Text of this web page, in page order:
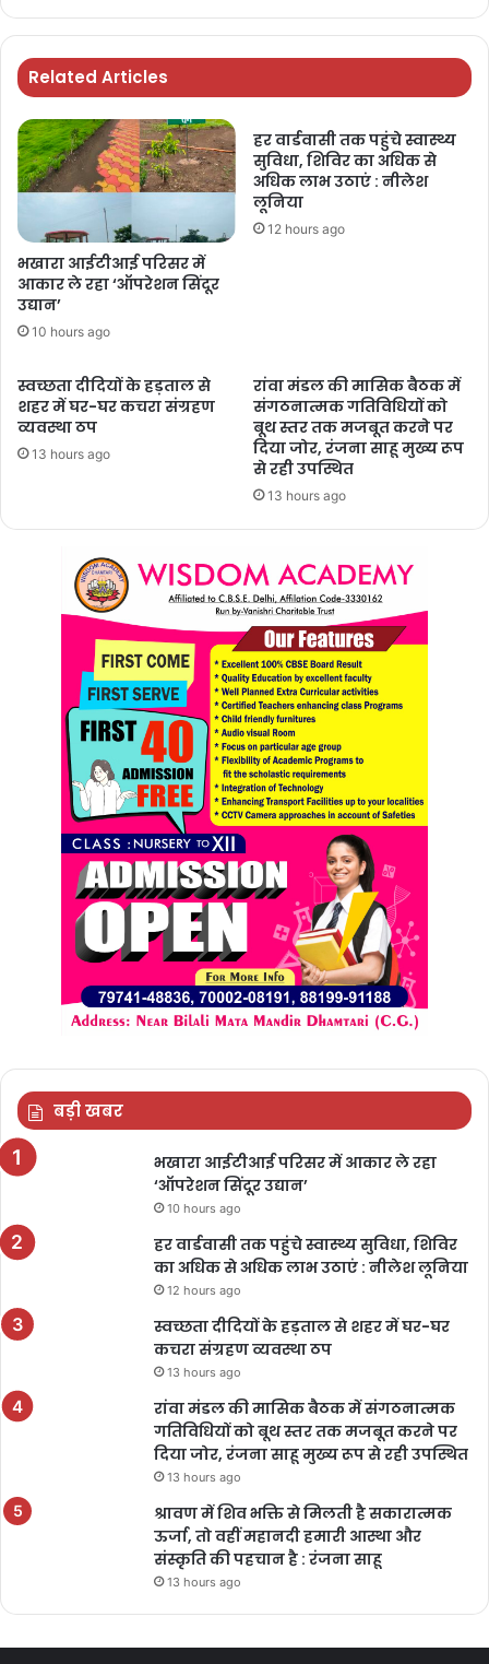
Related Articles
भखारा आईटीआई परिसर में
आकार ले रहा ‘ऑपरेशन सिंदूर
उद्यान’
10 hours ago
हर वार्डवासी तक पहुंचे स्वास्थ्य
सुविधा, शिविर का अधिक से
अधिक लाभ उठाएं : नीलेश
लूनिया
12 hours ago
स्वच्छता दीदियों के हड़ताल से
शहर में घर-घर कचरा संग्रहण
व्यवस्था ठप
13 hours ago
रांवा मंडल की मासिक बैठक में
संगठनात्मक गतिविधियों को
बूथ स्तर तक मजबूत करने पर
दिया जोर, रंजना साहू मुख्य रूप
से रही उपस्थित
13 hours ago
बड़ी खबर
भखारा आईटीआई परिसर में आकार ले रहा
‘ऑपरेशन सिंदूर उद्यान’
10 hours ago
हर वार्डवासी तक पहुंचे स्वास्थ्य सुविधा, शिविर
का अधिक से अधिक लाभ उठाएं : नीलेश लूनिया
12 hours ago
स्वच्छता दीदियों के हड़ताल से शहर में घर-घर
कचरा संग्रहण व्यवस्था ठप
13 hours ago
रांवा मंडल की मासिक बैठक में संगठनात्मक
गतिविधियों को बूथ स्तर तक मजबूत करने पर
दिया जोर, रंजना साहू मुख्य रूप से रही उपस्थित
13 hours ago
श्रावण में शिव भक्ति से मिलती है सकारात्मक
ऊर्जा, तो वहीं महानदी हमारी आस्था और
संस्कृति की पहचान है : रंजना साहू
13 hours ago